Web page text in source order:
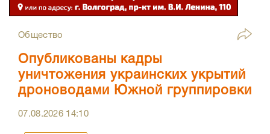
Общество
Опубликованы кадры
уничтожения украинских укрытий
дроноводами Южной группировки
07.08.2026 14:10